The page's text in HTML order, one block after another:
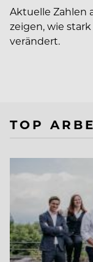
Aktuelle Zahlen
zeigen, wie
verändert.
TOP